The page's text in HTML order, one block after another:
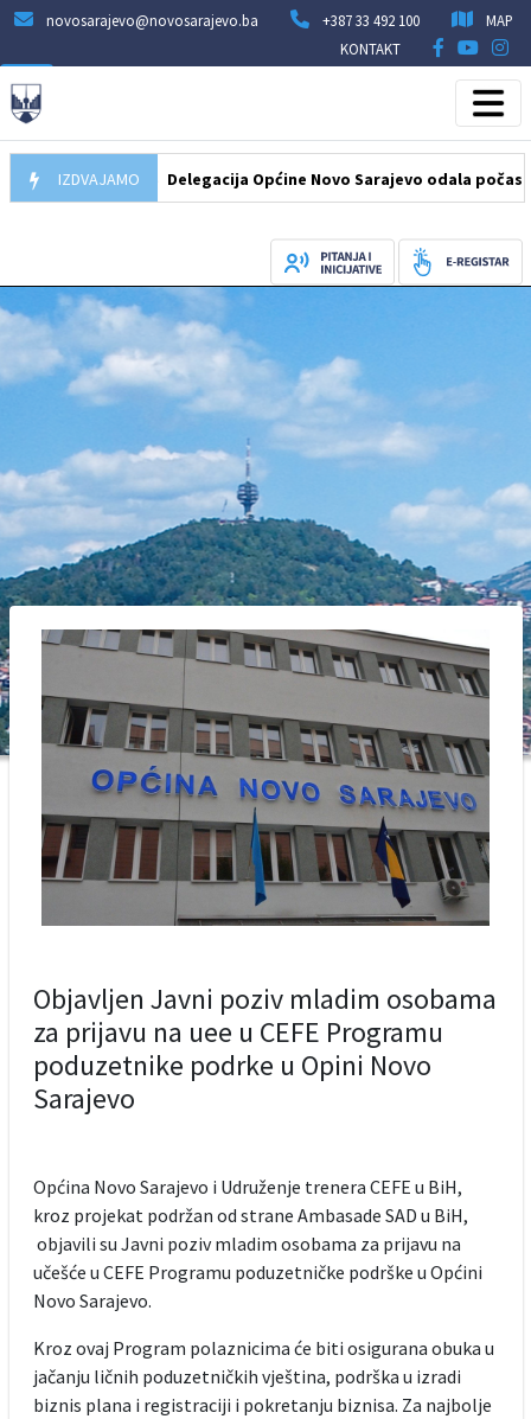
novosarajevo@novosarajevo.ba +387 33 492 100
MAP
KONTAKT
IZDVAJAMO
07.08.2026 Delegacija Općine Novo Sarajevo odala počast
Objavljen Javni poziv mladim osobama
za prijavu na uee u CEFE Programu
poduzetnike podrke u Opini Novo
Sarajevo
Općina Novo Sarajevo i Udruženje trenera CEFE u BiH,
kroz projekat podržan od strane Ambasade SAD u BiH,
objavili su Javni poziv mladim osobama za prijavu na
učešće u CEFE Programu poduzetničke podrške u Općini
Novo Sarajevo.
Kroz ovaj Program polaznicima će biti osigurana obuka u
jačanju ličnih poduzetničkih vještina, podrška u izradi
biznis plana i registraciji i pokretanju biznisa. Za najbolje